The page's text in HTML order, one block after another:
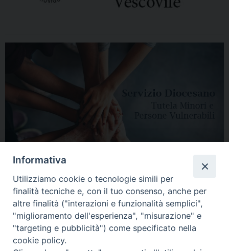
HOME DIOCESI VESCOVO CURIA VESCOVILE NEWS
Informativa
Utilizziamo cookie o tecnologie simili per
finalità tecniche e, con il tuo consenso, anche per
altre finalità ("interazioni e funzionalità semplici",
"miglioramento dell'esperienza", "misurazione" e
"targeting e pubblicità") come specificato nella
cookie policy.